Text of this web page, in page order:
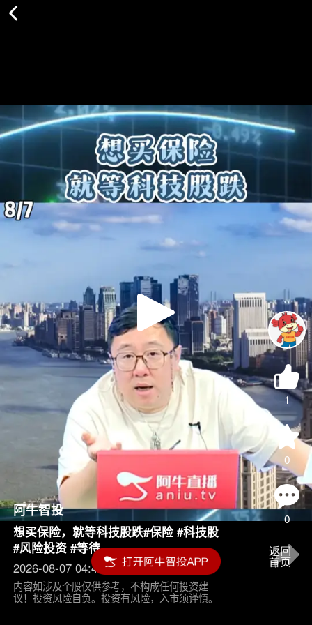
Play
Video
1
0
0
阿牛智投
想买保险，就等科技股跌#保险 #科技股
#风险投资 #等待
2026-08-07 04:45
内容如涉及个股仅供参考，不构成任何投资建
议！投资风险自负。投资有风险，入市须谨慎。